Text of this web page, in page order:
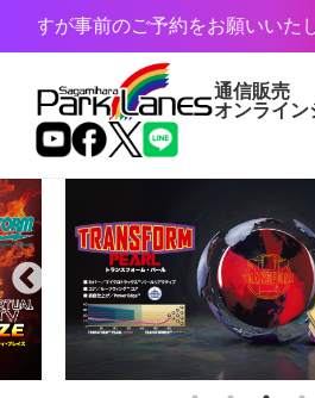
のご予約をお願いいたします。
通信販売
オンライン